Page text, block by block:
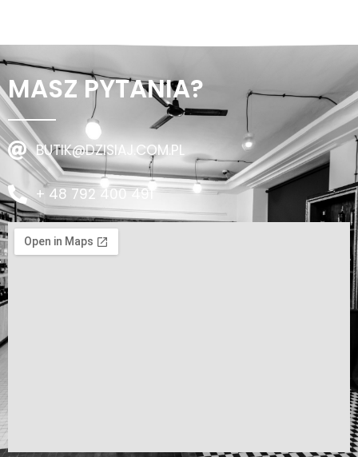
MASZ PYTANIA?
BUTIK@DZISIAJ.COM.PL
+ 48 792 400 491